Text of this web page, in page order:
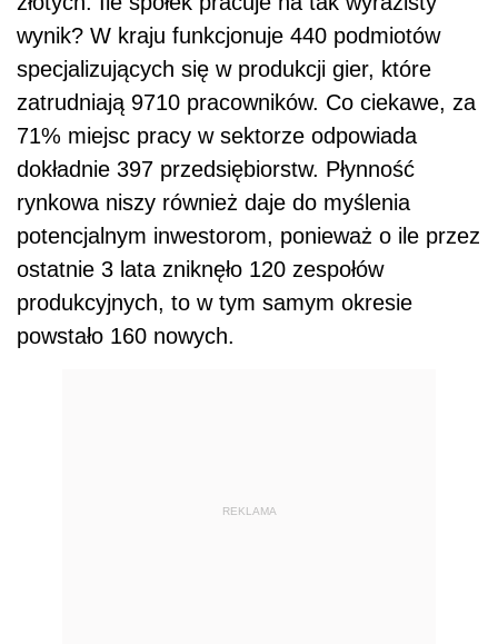
wynik? W kraju funkcjonuje 440 podmiotów
specjalizujących się w produkcji gier, które
zatrudniają 9710 pracowników. Co ciekawe, za
71% miejsc pracy w sektorze odpowiada
dokładnie 397 przedsiębiorstw. Płynność
rynkowa niszy również daje do myślenia
potencjalnym inwestorom, ponieważ o ile przez
ostatnie 3 lata zniknęło 120 zespołów
produkcyjnych, to w tym samym okresie
powstało 160 nowych.
REKLAMA